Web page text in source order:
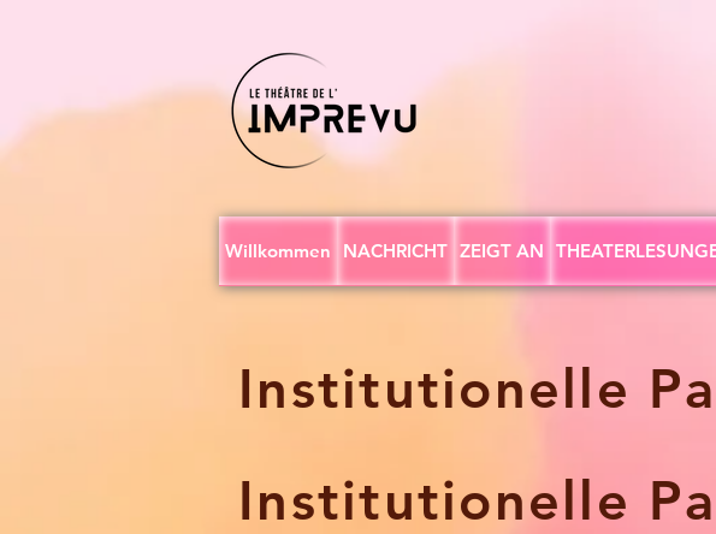
Willkommen NACHRICHT ZEIGT AN
Institutionelle
Institutionelle